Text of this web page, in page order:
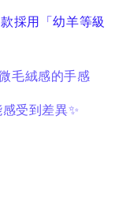
採用「幼羊等級
毛絨感的手感
受到差異✨